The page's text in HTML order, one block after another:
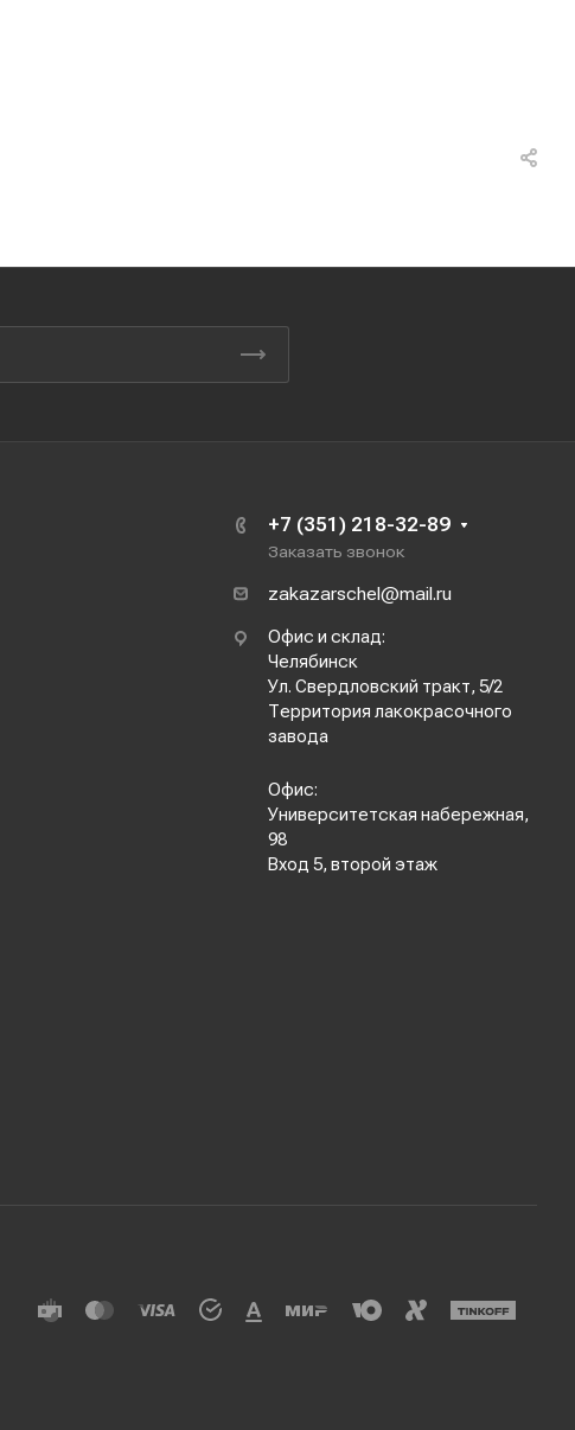
+7 (351) 218-32-89
Заказать звонок
zakazarschel@mail.ru
Офис и склад:
Челябинск
Ул. Свердловский тракт, 5/2
Территория лакокрасочного
завода
Офис:
Университетская набережная,
98
Вход 5, второй этаж